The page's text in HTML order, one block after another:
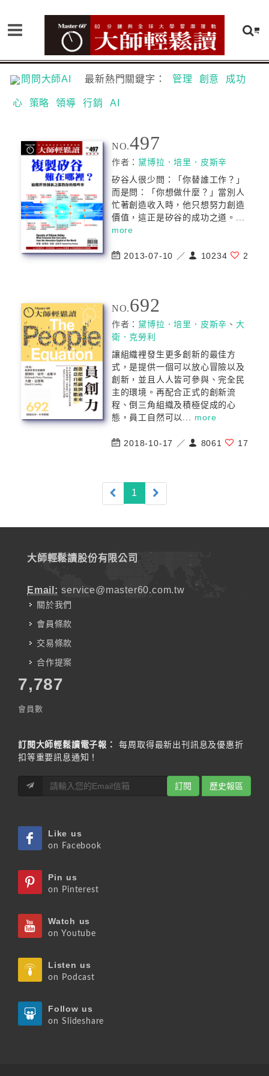
問問大師AI 最新熱門關鍵字： 管理 創意 成功
心 策略 領導 行銷 AI
NO.497
作者： 黛博拉．培里．皮斯辛
矽谷人很少問：「你替誰工作？」
而是問：「你想做什麼？」當別人
忙著創造收入時，他只想努力創造
價值，這正是矽谷的成功之道。...
more
2013-07-10 ／ 10234 2
NO.692
作者： 黛博拉．培里．皮斯辛 、大
衛．克勞利
讓組織裡發生更多創新的最佳方
式，是提供一個可以放心冒險以及
創新，並且人人皆可參與、完全民
主的環境。再配合正式的創新流
程、倒三角組織及積極促成的心
態，員工自然可以... more
2018-10-17 ／ 8061 17
1 (current)
大師輕鬆讀股份有限公司
Email: service@master60.com.tw
關於我們
會員條款
交易條款
合作提案
7,787
會員數
訂閱大師輕鬆讀電子報：
每周取得最新出刊訊息及優惠折
扣等重要訊息通知！
訂閱 歷史報區
Like us
on Facebook
Pin us
on Pinterest
Watch us
on Youtube
Listen us
on Podcast
Follow us
on Slideshare